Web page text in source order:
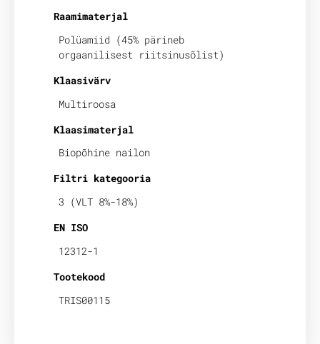
Raamimaterjal
Polüamiid (45% pärineb
orgaanilisest riitsinusõlist)
Klaasivärv
Multiroosa
Klaasimaterjal
Biopõhine nailon
Filtri kategooria
3 (VLT 8%-18%)
EN ISO
12312-1
Tootekood
TRIS00115